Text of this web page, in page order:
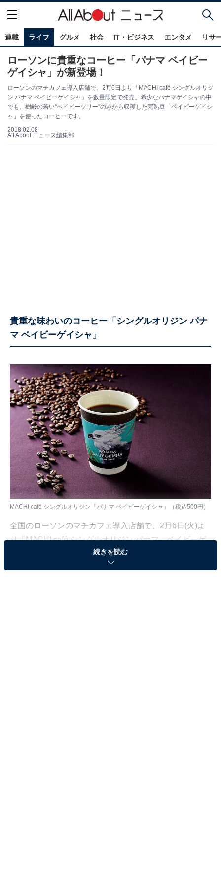
連載 ライフ グルメ 社会 IT・ビジネス エンタメ リサ
ローソンに貴重なコーヒー「パナマ ベイビー
ゲイシャ」が新登場！
ローソンのマチカフェ導入店舗で、2月6日より「MACHI café シングルオリジ
ン パナマ ベイビーゲイシャ」を数量限定で発売。希少なパナマゲイシャの中
でも、樹齢の若い“ベイビーツリー”のみから収穫した完熟豆「ベイビーゲイシ
ャ」を使ったコーヒーです。
2018.02.08
All About ニュース編集部
貴重な味わいのコーヒー「シングルオリジン パナ
マ ベイビーゲイシャ」
MACHI café シングルオリジン「パナマ ベイビーゲイシャ」（税込500円）
全国のローソンのマチカフェ導入店舗で、2月6日(火)よ
り「MACHI café シングルオリジン パナマ ベイビーゲ
イシャ」が数量限定で発売されています。希少なパナマ
ゲイシャの中でも樹齢の若い“BabyTree（ベイビーツリ
続きを読む